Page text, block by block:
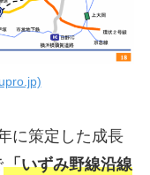
に策定した成長
「いずみ野線沿線